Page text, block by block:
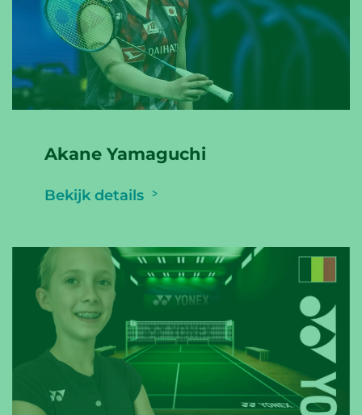
Akane Yamaguchi
Bekijk details